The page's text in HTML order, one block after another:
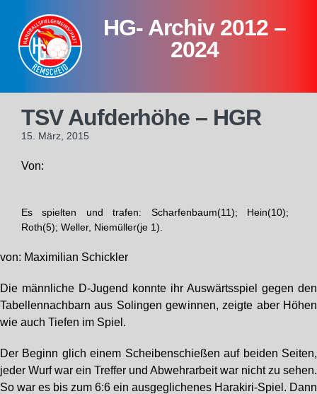
content
HG- Archiv 2012 –
2024
TSV Aufderhöhe – HGR
15. März, 2015
Von:
Es spielten und trafen: Scharfenbaum(11); Hein(10);
Roth(5); Weller, Niemüller(je 1).
von: Maximilian Schickler
Die männliche D-Jugend konnte ihr Auswärtsspiel gegen den
Tabellennachbarn aus Solingen gewinnen, zeigte aber Höhen
wie auch Tiefen im Spiel.
Der Beginn glich einem Scheibenschießen auf beiden Seiten,
jeder Wurf war ein Treffer und Abwehrarbeit war nicht zu sehen.
So war es bis zum 6:6 ein ausgeglichenes Harakiri-Spiel. Dann